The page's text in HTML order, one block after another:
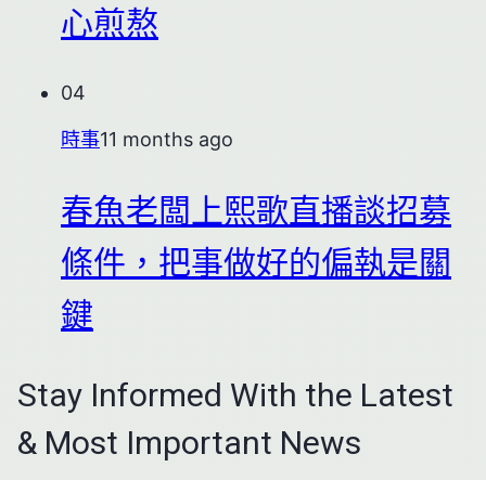
心煎熬
04
時事11 months ago
春魚老闆上熙歌直播談招募
條件，把事做好的偏執是關
鍵
Stay Informed With the Latest
& Most Important News